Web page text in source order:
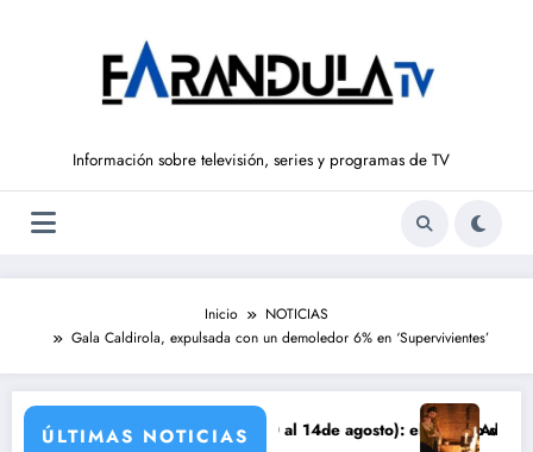
Información sobre televisión, series y programas de TV
Inicio
NOTICIAS
Gala Caldirola, expulsada con un demoledor 6% en ‘Supervivientes’
ÚLTIMAS NOTICIAS
DE LIBERTAD’ (del 10 al 14de agosto): el secreto de Tasio sale a
Avance VALLE